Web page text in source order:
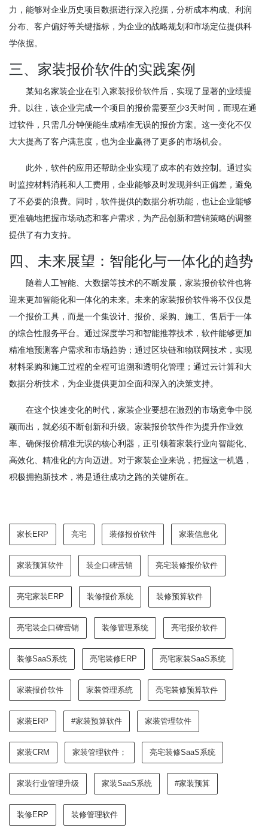
力，能够对企业历史项目数据进行深入挖掘，分析成本构成、利润
分布、客户偏好等关键指标，为企业的战略规划和市场定位提供科
学依据。
三、家装报价软件的实践案例
某知名家装企业在引入家装报价软件后，实现了显著的业绩提
升。以往，该企业完成一个项目的报价需要至少3天时间，而现在通
过软件，只需几分钟便能生成精准无误的报价方案。这一变化不仅
大大提高了客户满意度，也为企业赢得了更多的市场机会。
此外，软件的应用还帮助企业实现了成本的有效控制。通过实
时监控材料消耗和人工费用，企业能够及时发现并纠正偏差，避免
了不必要的浪费。同时，软件提供的数据分析功能，也让企业能够
更准确地把握市场动态和客户需求，为产品创新和营销策略的调整
提供了有力支持。
四、未来展望：智能化与一体化的趋势
随着人工智能、大数据等技术的不断发展， 家装报价软件也将
迎来更加智能化和一体化的未来。未来的家装报价软件将不仅仅是
一个报价工具，而是一个集设计、报价、采购、施工、售后于一体
的综合性服务平台。通过深度学习和智能推荐技术，软件能够更加
精准地预测客户需求和市场趋势；通过区块链和物联网技术，实现
材料采购和施工过程的全程可追溯和透明化管理；通过云计算和大
数据分析技术，为企业提供更加全面和深入的决策支持。
在这个快速变化的时代，家装企业要想在激烈的市场竞争中脱
颖而出，就必须不断创新和升级。家装报价软件作为提升作业效
率、确保报价精准无误的核心利器，正引领着家装行业向智能化、
高效化、精准化的方向迈进。对于家装企业来说，把握这一机遇，
积极拥抱新技术，将是通往成功之路的关键所在。
家长ERP 亮宅 装修报价软件 家装信息化
家装预算软件 装企口碑营销 亮宅装修报价软件
亮宅家装ERP 装修报价系统 装修预算软件
亮宅装企口碑营销 装修管理系统 亮宅报价软件
装修SaaS系统 亮宅装修ERP 亮宅家装SaaS系统
家装报价软件 家装管理系统 亮宅装修预算软件
家装ERP #家装预算软件 家装管理软件
家装CRM 家装管理软件； 亮宅装修SaaS系统
家装行业管理升级 家装SaaS系统 #家装预算
装修ERP 装修管理软件